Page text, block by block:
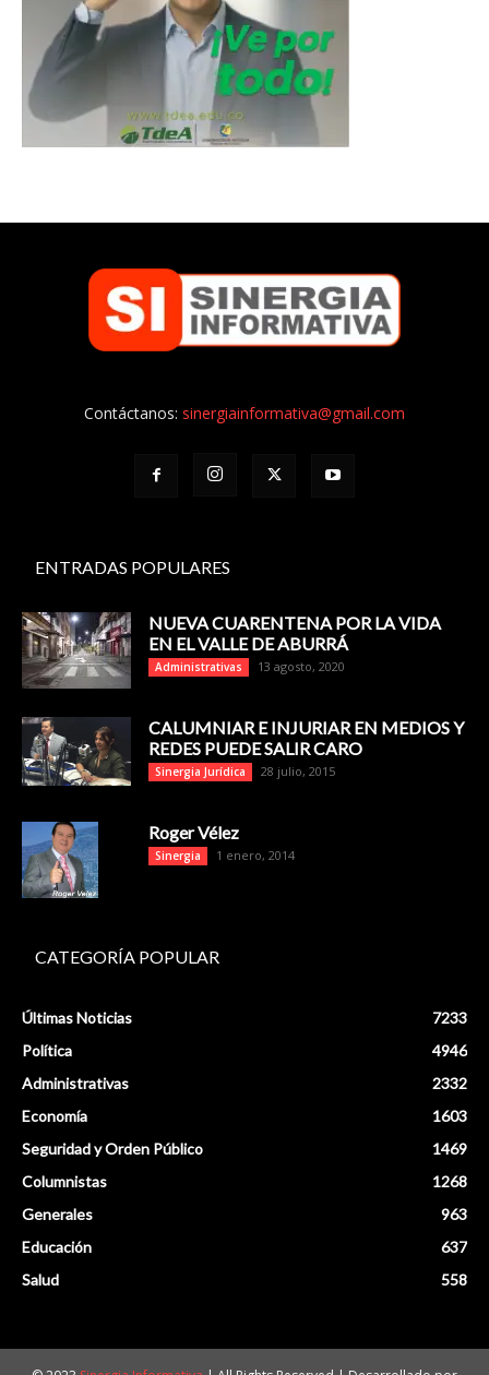
Contáctanos: sinergiainformativa@gmail.com
ENTRADAS POPULARES
NUEVA CUARENTENA POR LA VIDA
EN EL VALLE DE ABURRÁ
Administrativas 13 agosto, 2020
CALUMNIAR E INJURIAR EN MEDIOS Y
REDES PUEDE SALIR CARO
Sinergia Jurídica 28 julio, 2015
Roger Vélez
Sinergia 1 enero, 2014
CATEGORÍA POPULAR
Últimas Noticias
7233
Política
4946
Administrativas
2332
Economía
1603
Seguridad y Orden Público
1469
Columnistas
1268
Generales
963
Educación
637
Salud
558